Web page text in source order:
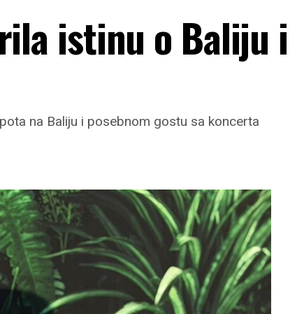
istinu o Baliju i
na Baliju i posebnom gostu sa koncerta